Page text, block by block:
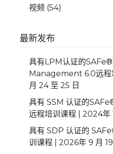
视频(54)
最新发布
具有LPM认证的
Management 6.0远程
月 24 至 25 日
具有 SSM 认证的
远程培训课程 | 2024年
具有 SDP 认证的
训课程 | 2026年 9 月